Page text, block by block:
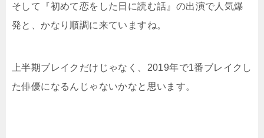
そして『初めて恋をした日に読む話』の出演で人気爆
発と、かなり順調に来ていますね。
上半期ブレイクだけじゃなく、2019年で1番ブレイクし
た俳優になるんじゃないかなと思います。